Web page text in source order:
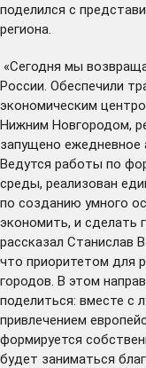
поделился с
региона.
«Сегодня мы
России. Обеспечили
экономическим
Нижним Новгородом,
запущено ежедневное
Ведутся работы по
среды, реализован
по созданию умного
экономить, и сделать
рассказал Станислав
что приоритетом для
городов. В этом
поделиться: вместе с
привлечением
формируется
будет заниматься